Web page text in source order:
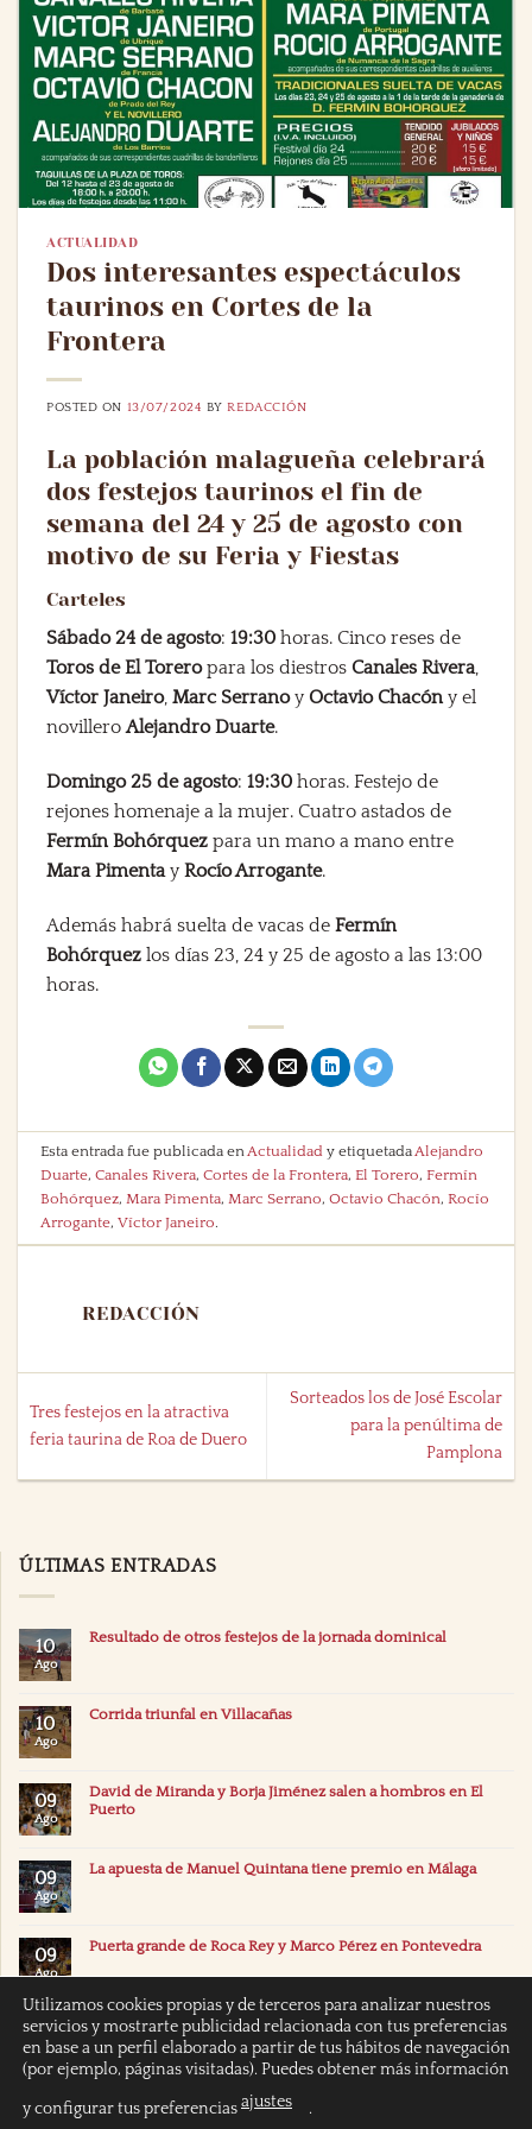
ACTUALIDAD
Dos interesantes espectáculos
taurinos en Cortes de la
Frontera
POSTED ON 13/07/2024 BYREDACCIÓN
La población malagueña celebrará
dos festejos taurinos el fin de
semana del 24 y 25 de agosto con
motivo de su Feria y Fiestas
Carteles
Sábado 24 de agosto: 19:30 horas. Cinco reses de
Toros de El Toreropara los diestros Canales Rivera,
Víctor Janeiro, Marc Serranoy Octavio Chacóny el
novilleroAlejandro Duarte.
Domingo 25 de agosto: 19:30 horas. Festejo de
rejones homenaje a la mujer. Cuatro astados de
Fermín Bohórquez para un mano a mano entre
Mara Pimentay Rocío Arrogante.
Además habrá suelta de vacas de Fermín
Bohórquez los días 23, 24 y 25 de agosto a las 13:00
horas.
Esta entrada fue publicada enActualidad y etiquetadaAlejandro
Duarte,Canales Rivera,Cortes de la Frontera,El Torero,Fermín
Bohórquez,Mara Pimenta,Marc Serrano,Octavio Chacón,Rocío
Arrogante,Víctor Janeiro.
REDACCIÓN
Tres festejos en la atractiva
feria taurina de Roa de Duero
Sorteados los de José Escolar
para la penúltima de
Pamplona
ÚLTIMAS ENTRADAS
10
Ago
Resultado de otros festejos de la jornada dominical
10
Ago
Corrida triunfal en Villacañas
09
Ago
David de Miranda y Borja Jiménez salen a hombros en El
Puerto
09
Ago
La apuesta de Manuel Quintana tiene premio en Málaga
09
Ago
Puerta grande de Roca Rey y Marco Pérez en Pontevedra
Utilizamos cookies propias y de terceros para analizar nuestros
servicios y mostrarte publicidad relacionada con tus preferencias
en base a un perfil elaborado a partir de tus hábitos de navegación
(por ejemplo, páginas visitadas). Puedes obtener más información
y configurar tus preferenciasajustes .